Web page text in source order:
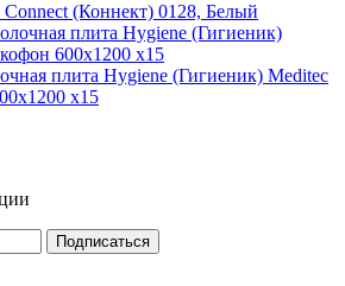
(Коннект) 0128, Белый
плита Hygiene (Гигиеник) Meditec
x15
Подписаться